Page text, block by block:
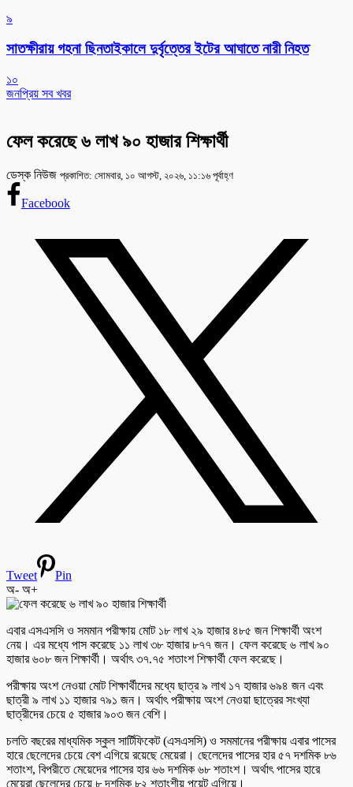
৯
সাতক্ষীরায় গহনা ছিনতাইকালে দুর্বৃত্তের ইটের আঘাতে নারী নিহত
১০
জনপ্রিয় সব খবর
ফেল করেছে ৬ লাখ ৯০ হাজার শিক্ষার্থী
ডেস্ক নিউজ প্রকাশিত: সোমবার, ১০ আগস্ট, ২০২৬, ১১:১৬ পূর্বাহ্ণ
Facebook
Tweet
Pin
অ- অ+
এবার এসএসসি ও সমমান পরীক্ষায় মোট ১৮ লাখ ২৯ হাজার ৪৮৫ জন শিক্ষার্থী অংশ
নেয়। এর মধ্যে পাস করেছে ১১ লাখ ৩৮ হাজার ৮৭৭ জন। ফেল করেছে ৬ লাখ ৯০
হাজার ৬০৮ জন শিক্ষার্থী। অর্থাৎ ৩৭.৭৫ শতাংশ শিক্ষার্থী ফেল করেছে।
পরীক্ষায় অংশ নেওয়া মোট শিক্ষার্থীদের মধ্যে ছাত্র ৯ লাখ ১৭ হাজার ৬৯৪ জন এবং
ছাত্রী ৯ লাখ ১১ হাজার ৭৯১ জন। অর্থাৎ পরীক্ষায় অংশ নেওয়া ছাত্রের সংখ্যা
ছাত্রীদের চেয়ে ৫ হাজার ৯০৩ জন বেশি।
চলতি বছরের মাধ্যমিক স্কুল সার্টিফিকেট (এসএসসি) ও সমমানের পরীক্ষায় এবার পাসের
হারে ছেলেদের চেয়ে বেশ এগিয়ে রয়েছে মেয়েরা। ছেলেদের পাসের হার ৫৭ দশমিক ৮৬
শতাংশ, বিপরীতে মেয়েদের পাসের হার ৬৬ দশমিক ৬৮ শতাংশ। অর্থাৎ পাসের হারে
মেয়েরা ছেলেদের চেয়ে ৮ দশমিক ৮২ শতাংশীয় পয়েন্ট এগিয়ে।